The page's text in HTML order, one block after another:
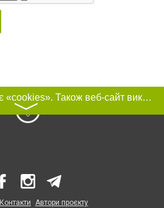
Цей сайт використовує «cookies». Також веб-сайт використовує інтернет-сервіс для збору технічних даних стосовно відвідувачів з метою отримання маркетингової та статистичної інформації. Умови обробки даних відвідувачів сайту див.
〉
Контакти Автори проєкту